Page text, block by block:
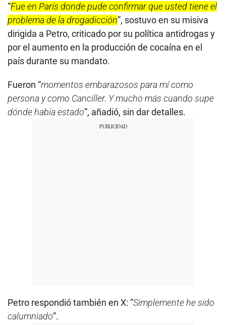
“Fue en París donde pude confirmar que usted tiene el
problema de la drogadicción”, sostuvo en su misiva
dirigida a Petro, criticado por su política antidrogas y
por el aumento en la producción de cocaína en el
país durante su mandato.
Fueron “momentos embarazosos para mí como
persona y como Canciller. Y mucho más cuando supe
dónde había estado”, añadió, sin dar detalles.
Petro respondió también en X: “Simplemente he sido
calumniado”.